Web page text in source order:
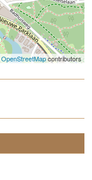
OpenStreetMapcontributors